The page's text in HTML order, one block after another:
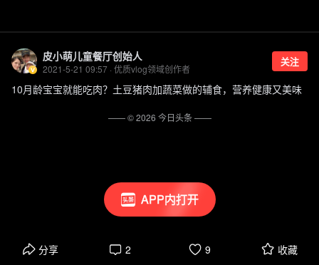
APP内打开
皮小萌儿童餐厅创始人
2021-5-21 09:57 · 优质vlog领域创作者
关注
10月龄宝宝就能吃肉？土豆猪肉加蔬菜做的辅食，营养健康又美味
分享 2 9 收藏
—— ©2026 今日头条——